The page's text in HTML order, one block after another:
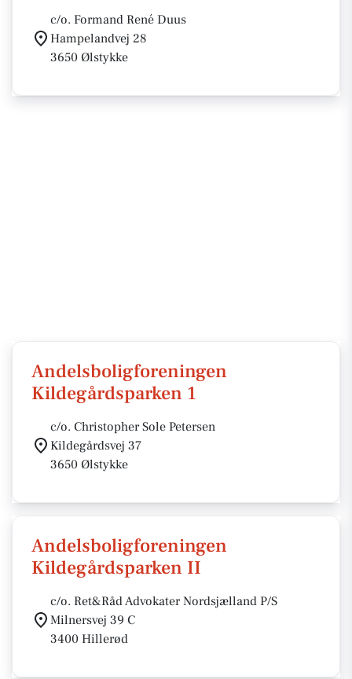
c/o. Formand René Duus
Hampelandvej 28
3650 Ølstykke
Andelsboligforeningen
Kildegårdsparken 1
c/o. Christopher Sole Petersen
Kildegårdsvej 37
3650 Ølstykke
Andelsboligforeningen
Kildegårdsparken II
c/o. Ret&Råd Advokater Nordsjælland P/S
Milnersvej 39 C
3400 Hillerød